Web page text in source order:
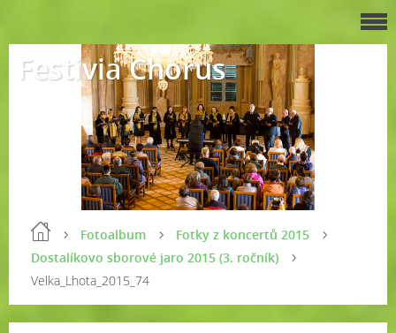
Festivia Chorus
Fotoalbum
Fotky z koncertů 2015
Dostalíkovo sborové jaro 2015 (3. ročník)
Velka_Lhota_2015_74